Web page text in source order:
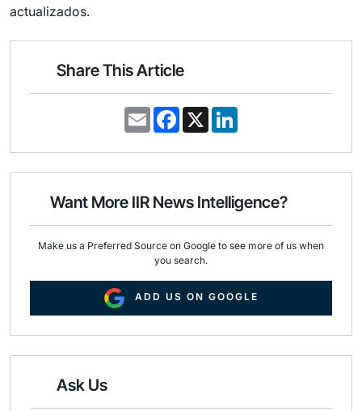
actualizados.
Share This Article
E
m
i
F
e
o
k
X
k
d
n
Want More IIR News Intelligence?
Make us a Preferred Source on Google to see more of us when
you search.
ADD US ON GOOGLE
Ask Us